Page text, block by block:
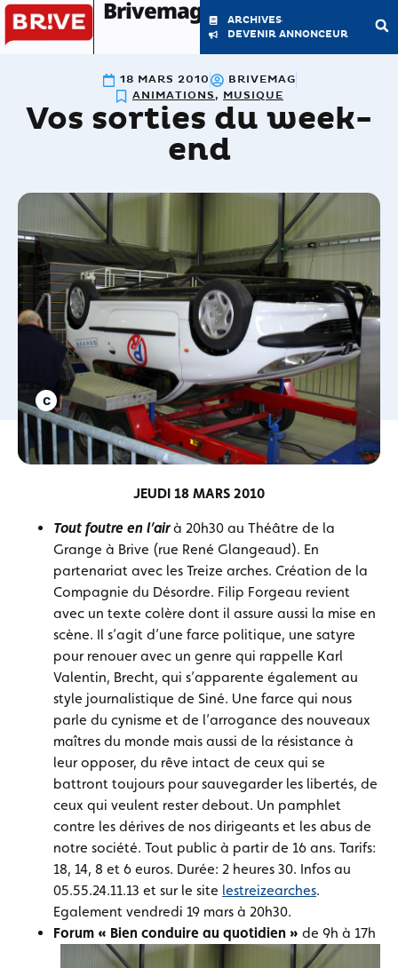
Brivemag'
ARCHIVES
DEVENIR ANNONCEUR
18 MARS 2010
BRIVEMAG
ANIMATIONS, MUSIQUE
Vos sorties du week-
end
JEUDI 18 MARS 2010
Tout foutre en l’airà 20h30 au Théâtre de la
Grange à Brive (rue René Glangeaud). En
partenariat avec les Treize arches. Création de la
Compagnie du Désordre. Filip Forgeau revient
avec un texte colère dont il assure aussi la mise en
scène. Il s’agit d’une farce politique, une satyre
pour renouer avec un genre qui rappelle Karl
Valentin, Brecht, qui s’apparente également au
style journalistique de Siné. Une farce qui nous
parle du cynisme et de l’arrogance des nouveaux
maîtres du monde mais aussi de la résistance à
leur opposer, du rêve intact de ceux qui se
battront toujours pour sauvegarder les libertés, de
ceux qui veulent rester debout. Un pamphlet
contre les dérives de nos dirigeants et les abus de
notre société. Tout public à partir de 16 ans. Tarifs:
18, 14, 8 et 6 euros. Durée: 2 heures 30. Infos au
05.55.24.11.13 et sur le site lestreizearches.
Egalement vendredi 19 mars à 20h30.
Forum « Bien conduire au quotidien » de 9h à 17h